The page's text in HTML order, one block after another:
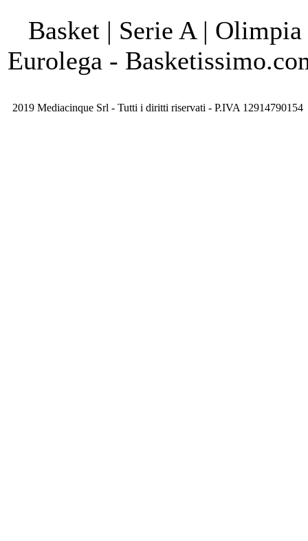
Basket | Serie A |
Eurolega -
2019 Mediacinque Srl - Tutti i diritti riservati - P.IVA 12914790154